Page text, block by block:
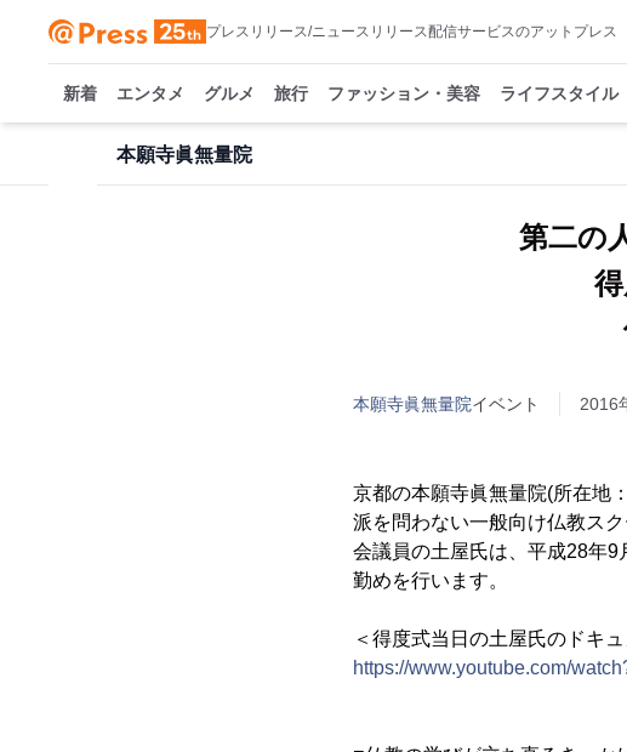
プレスリリース/ニュースリリース配信サービスのアットプレス
新着 エンタメ グルメ 旅行 ファッション・美容 ライフスタイル
本願寺眞無量院
第二の
本願寺眞無量院イベント 2016
京都の本願寺眞無量院(所在地
派を問わない一般向け仏教ス
会議員の土屋氏は、平成28年
勤めを行います。
＜得度式当日の土屋氏のドキ
https://www.youtube.com/